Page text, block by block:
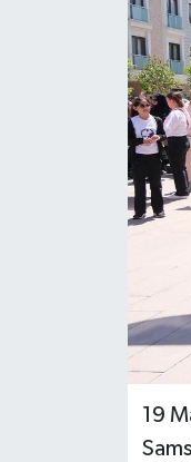
19
İLÇELERİMİZ
RESMİ İLAN